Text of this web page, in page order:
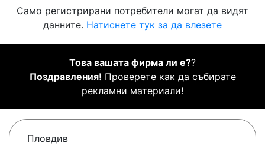
Само регистрирани потребители могат да видят
данните. Натиснете тук за да влезете
Това вашата фирма ли е??
Поздравления! Проверете как да събирате
рекламни материали!
Пловдив